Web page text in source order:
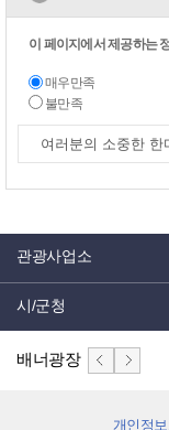
이 페이지에서 제공하는
매우만족
불만족
관광사업소
시/군청
배너광장
개인정